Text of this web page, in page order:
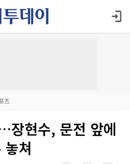
츠
장현수, 문전 앞에
놓쳐